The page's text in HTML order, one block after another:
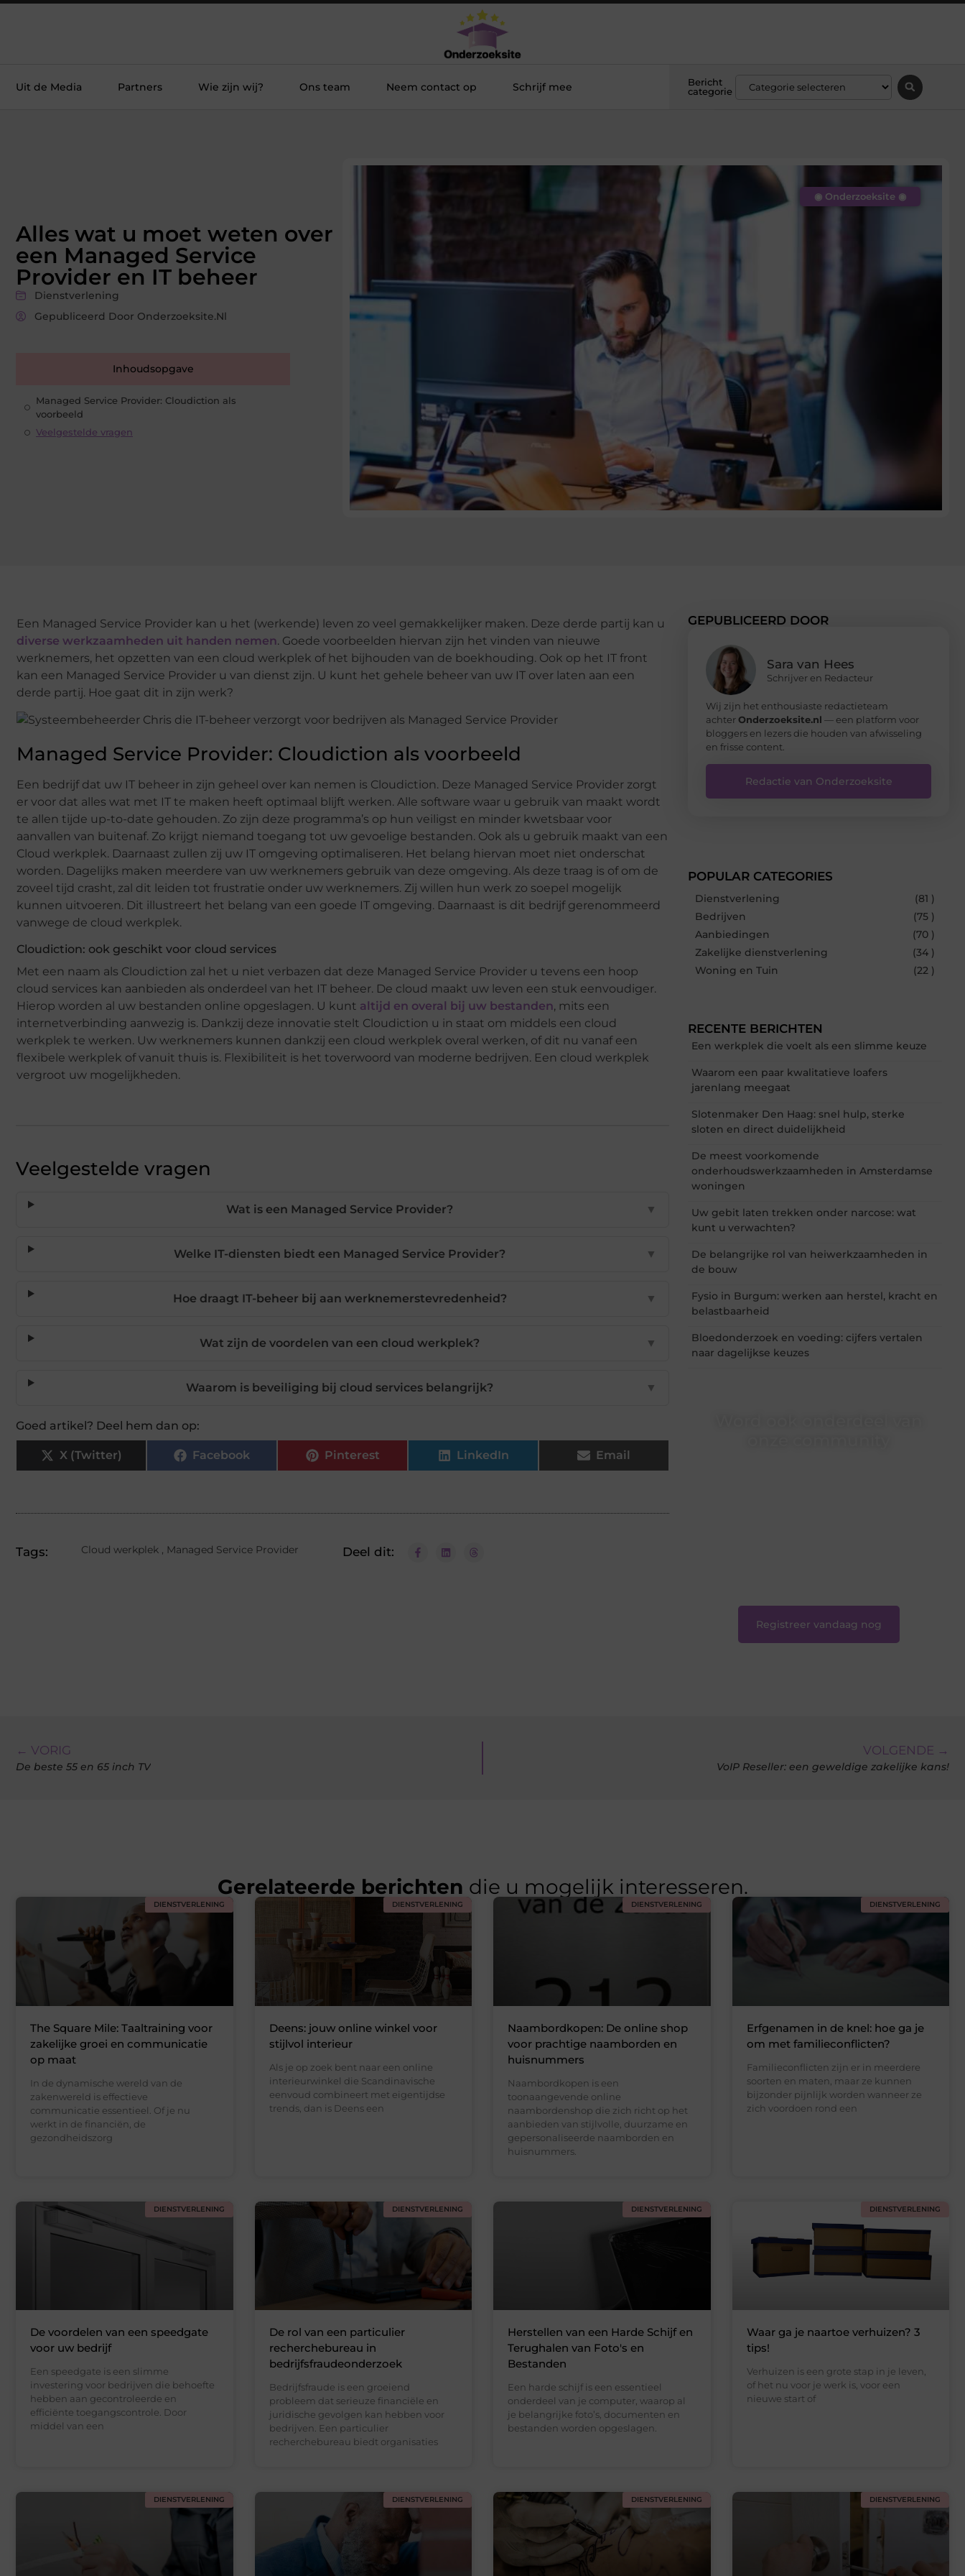
Uit de Media Partners Wie zijn wij? Ons team Neem contact op Schrijf mee
Bericht
categorie
Alles wat u moet weten over
een Managed Service
Provider en IT beheer
Dienstverlening
Gepubliceerd Door Onderzoeksite.nl
Inhoudsopgave
Managed Service Provider: Cloudiction als
voorbeeld
Veelgestelde vragen
◉ Onderzoeksite ◉
Een Managed Service Provider kan u het (werkende) leven zo veel gemakkelijker maken. Deze derde partij kan u
diverse werkzaamheden uit handen nemen. Goede voorbeelden hiervan zijn het vinden van nieuwe
werknemers, het opzetten van een cloud werkplek of het bijhouden van de boekhouding. Ook op het IT front
kan een Managed Service Provider u van dienst zijn. U kunt het gehele beheer van uw IT over laten aan een
derde partij. Hoe gaat dit in zijn werk?
Managed Service Provider: Cloudiction als voorbeeld
Een bedrijf dat uw IT beheer in zijn geheel over kan nemen is Cloudiction. Deze Managed Service Provider zorgt
er voor dat alles wat met IT te maken heeft optimaal blijft werken. Alle software waar u gebruik van maakt wordt
te allen tijde up-to-date gehouden. Zo zijn deze programma’s op hun veiligst en minder kwetsbaar voor
aanvallen van buitenaf. Zo krijgt niemand toegang tot uw gevoelige bestanden. Ook als u gebruik maakt van een
Cloud werkplek. Daarnaast zullen zij uw IT omgeving optimaliseren. Het belang hiervan moet niet onderschat
worden. Dagelijks maken meerdere van uw werknemers gebruik van deze omgeving. Als deze traag is of om de
zoveel tijd crasht, zal dit leiden tot frustratie onder uw werknemers. Zij willen hun werk zo soepel mogelijk
kunnen uitvoeren. Dit illustreert het belang van een goede IT omgeving. Daarnaast is dit bedrijf gerenommeerd
vanwege de cloud werkplek.
Cloudiction: ook geschikt voor cloud services
Met een naam als Cloudiction zal het u niet verbazen dat deze Managed Service Provider u tevens een hoop
cloud services kan aanbieden als onderdeel van het IT beheer. De cloud maakt uw leven een stuk eenvoudiger.
Hierop worden al uw bestanden online opgeslagen. U kunt altijd en overal bij uw bestanden, mits een
internetverbinding aanwezig is. Dankzij deze innovatie stelt Cloudiction u in staat om middels een cloud
werkplek te werken. Uw werknemers kunnen dankzij een cloud werkplek overal werken, of dit nu vanaf een
flexibele werkplek of vanuit thuis is. Flexibiliteit is het toverwoord van moderne bedrijven. Een cloud werkplek
vergroot uw mogelijkheden.
Veelgestelde vragen
Wat is een Managed Service Provider? ▼
Welke IT-diensten biedt een Managed Service Provider? ▼
Hoe draagt IT-beheer bij aan werknemerstevredenheid? ▼
Wat zijn de voordelen van een cloud werkplek? ▼
Waarom is beveiliging bij cloud services belangrijk? ▼
Goed artikel? Deel hem dan op:
X (Twitter) Facebook Pinterest LinkedIn Email
Tags: Cloud werkplek Managed Service Provider Deel dit:
GEPUBLICEERD DOOR
Sara van Hees
Schrijver en Redacteur
Wij zijn het enthousiaste redactieteam
achterOnderzoeksite.nl — een platform voor
bloggers en lezers die houden van afwisseling
en frisse content.
Redactie van Onderzoeksite
POPULAR CATEGORIES
Dienstverlening
(81 )
Bedrijven
(75 )
Aanbiedingen
(70 )
Zakelijke dienstverlening
(34 )
Woning en Tuin
(22 )
RECENTE BERICHTEN
Een werkplek die voelt als een slimme keuze
Waarom een paar kwalitatieve loafers
jarenlang meegaat
Slotenmaker Den Haag: snel hulp, sterke
sloten en direct duidelijkheid
De meest voorkomende
onderhoudswerkzaamheden in Amsterdamse
woningen
Uw gebit laten trekken onder narcose: wat
kunt u verwachten?
De belangrijke rol van heiwerkzaamheden in
de bouw
Fysio in Burgum: werken aan herstel, kracht en
belastbaarheid
Bloedonderzoek en voeding: cijfers vertalen
naar dagelijkse keuzes
Registreer vandaag nog
← VORIG
De beste 55 en 65 inch TV
VOLGENDE →
VoIP Reseller: een geweldige zakelijke kans!
Gerelateerde berichten die u mogelijk interesseren.
DIENSTVERLENING
The Square Mile: Taaltraining voor
zakelijke groei en communicatie
op maat
In de dynamische wereld van de
zakenwereld is effectieve
communicatie essentieel. Of je nu
werkt in de financiën, de
gezondheidszorg
DIENSTVERLENING
Deens: jouw online winkel voor
stijlvol interieur
Als je op zoek bent naar een online
interieurwinkel die Scandinavische
eenvoud combineert met eigentijdse
trends, dan is Deens een
DIENSTVERLENING
Naambordkopen: De online shop
voor prachtige naamborden en
huisnummers
Naambordkopen is een
toonaangevende online
naambordenshop die zich richt op het
aanbieden van stijlvolle, duurzame en
gepersonaliseerde naamborden en
huisnummers.
DIENSTVERLENING
Erfgenamen in de knel: hoe ga je
om met familieconflicten?
Familieconflicten zijn er in meerdere
soorten en maten, maar ze kunnen
bijzonder pijnlijk worden wanneer ze
zich voordoen rond een
DIENSTVERLENING
De voordelen van een speedgate
voor uw bedrijf
Een speedgate is een slimme
investering voor bedrijven die behoefte
hebben aan gecontroleerde en
efficiënte toegangscontrole. Door
middel van een
DIENSTVERLENING
De rol van een particulier
recherchebureau in
bedrijfsfraudeonderzoek
Bedrijfsfraude is een groeiend
probleem dat serieuze financiële en
juridische gevolgen kan hebben voor
bedrijven. Een particulier
recherchebureau biedt organisaties
DIENSTVERLENING
Herstellen van een Harde Schijf en
Terughalen van Foto's en
Bestanden
Een harde schijf is een essentieel
onderdeel van je computer, waarop al
je belangrijke foto’s, documenten en
bestanden worden opgeslagen.
DIENSTVERLENING
Waar ga je naartoe verhuizen? 3
tips!
Verhuizen is een grote stap in je leven,
of het nu voor je werk is, voor een
nieuwe start of
DIENSTVERLENING DIENSTVERLENING DIENSTVERLENING DIENSTVERLENING